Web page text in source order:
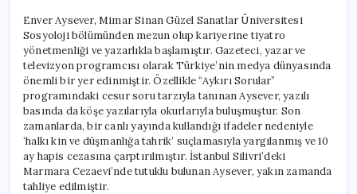
Enver Aysever, Mimar Sinan Güzel Sanatlar Üniversitesi
Sosyoloji bölümünden mezun olup kariyerine tiyatro
yönetmenliği ve yazarlıkla başlamıştır. Gazeteci, yazar ve
televizyon programcısı olarak Türkiye’nin medya dünyasında
önemli bir yer edinmiştir. Özellikle “Aykırı Sorular”
programındaki cesur soru tarzıyla tanınan Aysever, yazılı
basında da köşe yazılarıyla okurlarıyla buluşmuştur. Son
zamanlarda, bir canlı yayında kullandığı ifadeler nedeniyle
‘halkı kin ve düşmanlığa tahrik’ suçlamasıyla yargılanmış ve 10
ay hapis cezasına çarptırılmıştır. İstanbul Silivri’deki
Marmara Cezaevi’nde tutuklu bulunan Aysever, yakın zamanda
tahliye edilmiştir.